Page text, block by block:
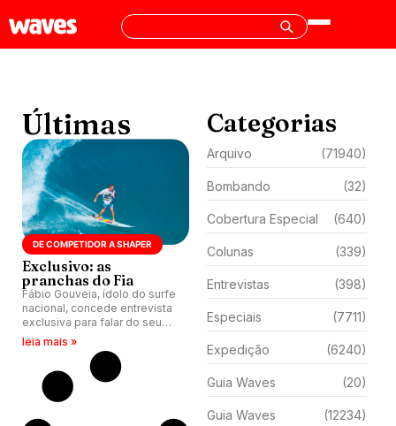
Últimas
DE COMPETIDOR A SHAPER
Exclusivo: as
pranchas do Fia
Fábio Gouveia, ídolo do surfe
nacional, concede entrevista
exclusiva para falar do seu
início, carreira competitiva na
elite mundial e atual fase
como shaper.
leia mais »
Categorias
Arquivo (71940)
Bombando (32)
Cobertura Especial (640)
Colunas (339)
Entrevistas (398)
Especiais (7711)
Expedição (6240)
Guia Waves (20)
Guia Waves (12234)